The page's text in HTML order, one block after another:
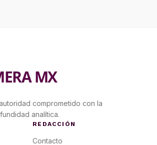
MX
comprometido con la
analítica.
REDACCIÓN
Contacto